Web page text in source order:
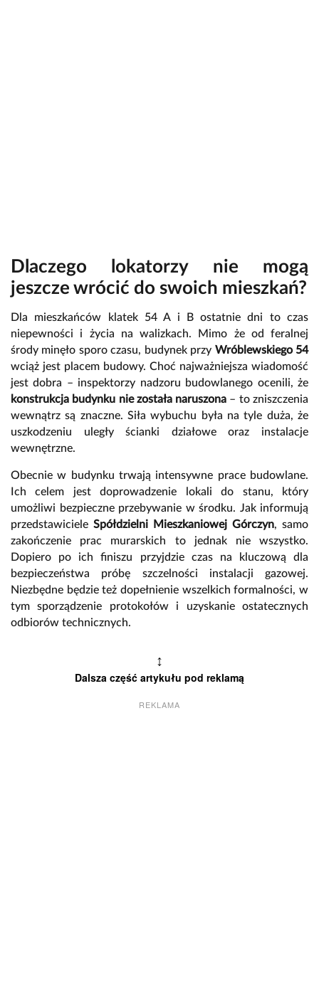
Dlaczego lokatorzy nie mogą
jeszcze wrócić do swoich mieszkań?
Dla mieszkańców klatek 54 A i B ostatnie dni to czas
niepewności i życia na walizkach. Mimo że od feralnej
środy minęło sporo czasu, budynek przy Wróblewskiego 54
wciąż jest placem budowy. Choć najważniejsza wiadomość
jest dobra – inspektorzy nadzoru budowlanego ocenili, że
konstrukcja budynku nie została naruszona – to zniszczenia
wewnątrz są znaczne. Siła wybuchu była na tyle duża, że
uszkodzeniu uległy ścianki działowe oraz instalacje
wewnętrzne.
Obecnie w budynku trwają intensywne prace budowlane.
Ich celem jest doprowadzenie lokali do stanu, który
umożliwi bezpieczne przebywanie w środku. Jak informują
przedstawiciele Spółdzielni Mieszkaniowej Górczyn, samo
zakończenie prac murarskich to jednak nie wszystko.
Dopiero po ich finiszu przyjdzie czas na kluczową dla
bezpieczeństwa próbę szczelności instalacji gazowej.
Niezbędne będzie też dopełnienie wszelkich formalności, w
tym sporządzenie protokołów i uzyskanie ostatecznych
odbiorów technicznych.
↕
Dalsza część artykułu pod reklamą
REKLAMA